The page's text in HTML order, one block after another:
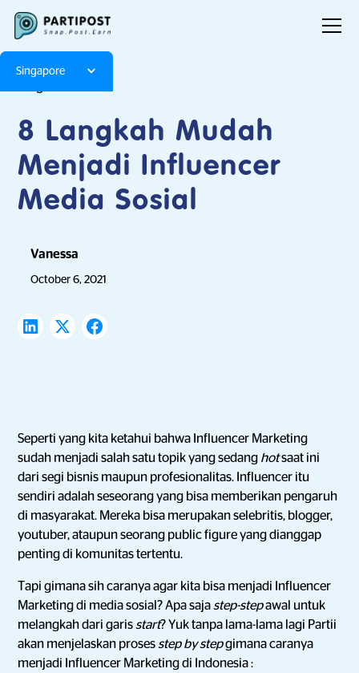
Singapore
8 Langkah Mudah
Menjadi Influencer
Media Sosial
Vanessa
October 6, 2021
Seperti yang kita ketahui bahwa Influencer Marketing
sudah menjadi salah satu topik yang sedang hotsaat ini
dari segi bisnis maupun profesionalitas. Influencer itu
sendiri adalah seseorang yang bisa memberikan pengaruh
di masyarakat. Mereka bisa merupakan selebritis, blogger,
youtuber, ataupun seorang public figure yang dianggap
penting di komunitas tertentu.
Tapi gimana sih caranya agar kita bisa menjadi Influencer
Marketing di media sosial? Apa saja step-stepawal untuk
melangkah dari garis start? Yuk tanpa lama-lama lagi Partii
akan menjelaskan proses step by stepgimana caranya
menjadi Influencer Marketing di Indonesia :